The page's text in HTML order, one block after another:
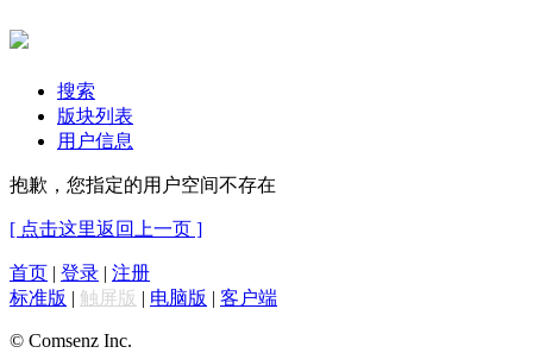
搜索
版块列表
用户信息
抱歉，您指定的用户空间不存在
[ 点击这里返回上一页 ]
首页 | 登录 | 注册
标准版 | 触屏版 | 电脑版 | 客户端
© Comsenz Inc.